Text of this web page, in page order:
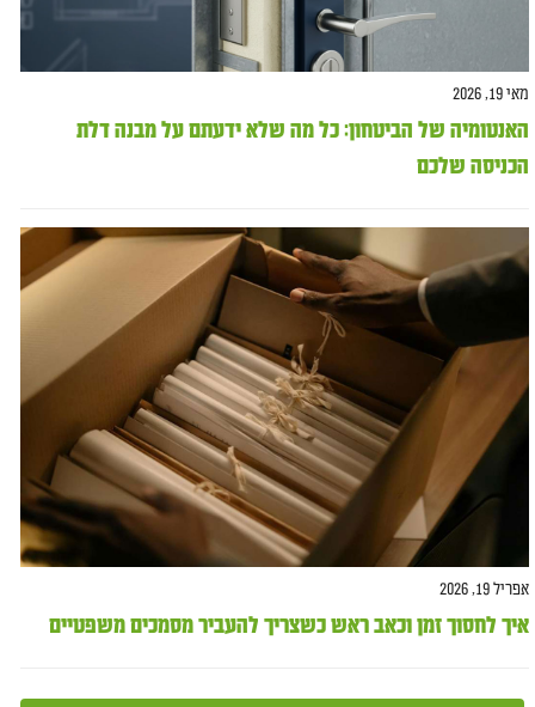
מאי 19, 2026
האנטומיה של הביטחון: כל מה שלא ידעתם על מבנה דלת
הכניסה שלכם
אפריל 19, 2026
איך לחסוך זמן וכאב ראש כשצריך להעביר מסמכים משפטיים